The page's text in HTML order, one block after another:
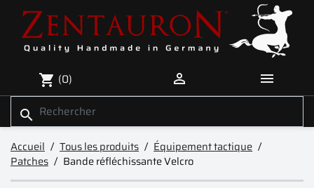
shopping_cart (0)  
search
Accueil Tous les produits
Équipement tactique
Patches
Bande réfléchissante Velcro